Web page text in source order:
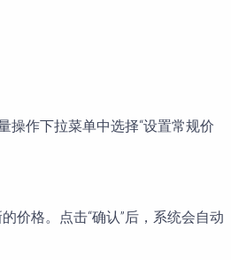
操作下拉菜单中选择“设置常规价
价格。点击“确认”后，系统会自动